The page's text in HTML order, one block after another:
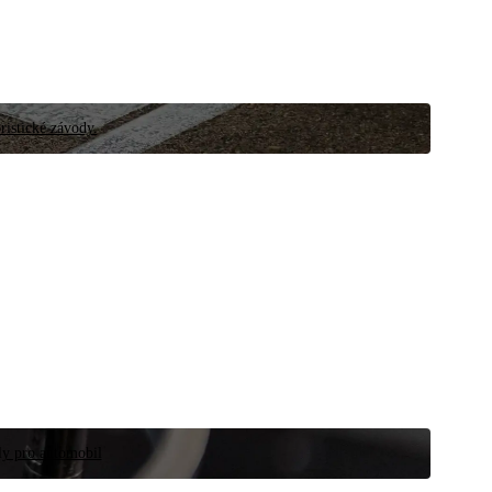
závody.
pro automobil